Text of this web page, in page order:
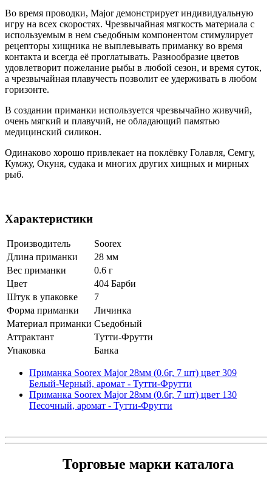
Во время проводки, Major демонстрирует индивидуальную
игру на всех скоростях. Чрезвычайная мягкость материала с
используемым в нем съедобным компонентом стимулирует
рецепторы хищника не выплевывать приманку во время
контакта и всегда её проглатывать. Разнообразие цветов
удовлетворит пожелание рыбы в любой сезон, и время суток,
а чрезвычайная плавучесть позволит ее удерживать в любом
горизонте.
В создании приманки используется чрезвычайно живучий,
очень мягкий и плавучий, не обладающий памятью
медицинский силикон.
Одинаково хорошо привлекает на поклёвку Голавля, Семгу,
Кумжу, Окуня, судака и многих других хищных и мирных
рыб.
Характеристики
Производитель
Soorex
Длина приманки
28 мм
Вес приманки
0.6 г
Цвет
404 Барби
Штук в упаковке
7
Форма приманки
Личинка
Материал приманки Съедобный
Аттрактант
Тутти-Фрутти
Упаковка
Банка
Приманка Soorex Major 28мм (0.6г, 7 шт) цвет 309
Белый-Черный, аромат - Тутти-Фрутти
Приманка Soorex Major 28мм (0.6г, 7 шт) цвет 130
Песочный, аромат - Тутти-Фрутти
Торговые марки каталога